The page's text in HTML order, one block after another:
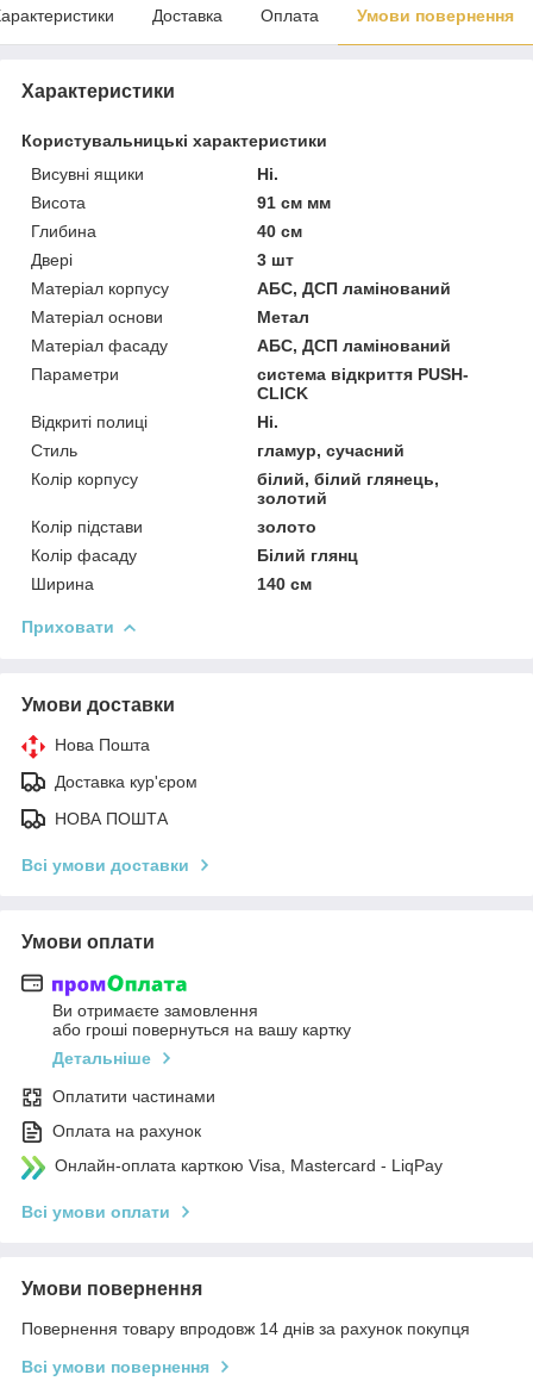
Доставка Оплата Умови повернення
Характеристики
Користувальницькі характеристики
Висувні ящики
Ні.
Висота
91 см мм
Глибина
40 см
Двері
3 шт
Матеріал корпусу
АБС, ДСП ламінований
Матеріал основи
Метал
Матеріал фасаду
АБС, ДСП ламінований
Параметри
система відкриття PUSH-
CLICK
Відкриті полиці
Ні.
Стиль
гламур, сучасний
Колір корпусу
білий, білий глянець,
золотий
Колір підстави
золото
Колір фасаду
Білий глянц
Ширина
140 см
Приховати
Умови доставки
Нова Пошта
Доставка кур'єром
НОВА ПОШТА
Всі умови доставки
Умови оплати
Ви отримаєте замовлення
або гроші повернуться на вашу картку
Детальніше
Оплатити частинами
Оплата на рахунок
Онлайн-оплата карткою Visa, Mastercard - LiqPay
Всі умови оплати
Умови повернення
Повернення товару впродовж 14 днів за рахунок покупця
Всі умови повернення